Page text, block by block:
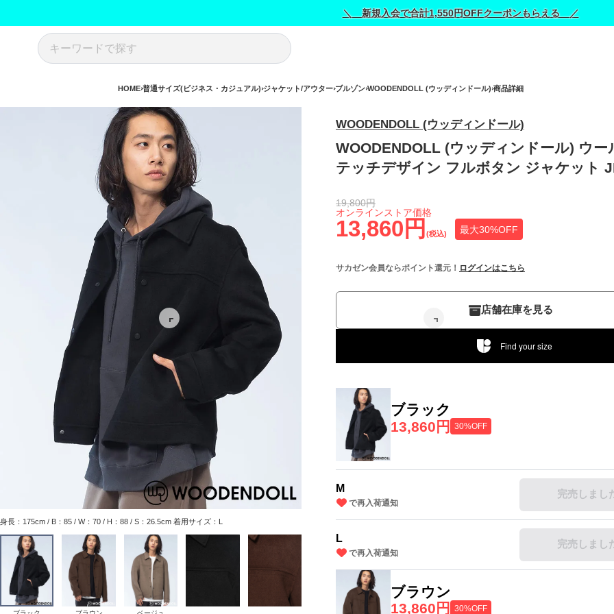
＼ 新規入会で合計1,550円OFFクーポンもらえる ／
HOME 普通サイズ(ビジネス・カジュアル) ジャケット/アウター ブルゾン WOODENDOLL (ウッディンドール) 商品詳細
WOODENDOLL (ウッディンドール)
WOODENDOLL (ウッディンドール) ウー
テッチデザイン フルボタン ジャケット
13,860円 (税込) 最大30%OFF
オンラインストア価格
19,800円
サカゼン会員ならポイント還元！ ログインはこちら
店舗在庫を見る
Find your size
ブラック
13,860円
30%OFF
M
で再入荷通知
完売しまし
L
で再入荷通知
完売しまし
ブラウン
13,860円
30%OFF
身長：175cm / B：85 / W：70 / H：88 / S：26.5cm 着用サイズ：L